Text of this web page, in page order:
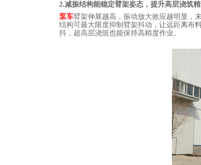
2.减振结构能稳定臂架姿态，提升高层浇筑精
泵车臂架伸展越高，振动放大效应越明显，
结构可最大限度抑制臂架抖动，让远距离布
抖，超高层浇筑也能保持高精度作业。